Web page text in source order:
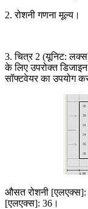
2. रोशनी गणना मूल्य।
3. चित्र 2 (यूनिट:
के लिए उपरोक्त
सॉफ्टवेयर का उपयोग
औसत रोशनी [एलएक्स]:
[एलएक्स]: 36।